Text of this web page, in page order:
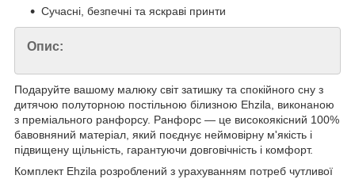
Сучасні, безпечні та яскраві принти
Опис:
Подаруйте вашому малюку світ затишку та спокійного сну з
дитячою полуторною постільною білизною Ehzila, виконаною
з преміального ранфорсу. Ранфорс — це високоякісний 100%
бавовняний матеріал, який поєднує неймовірну м'якість і
підвищену щільність, гарантуючи довговічність і комфорт.
Комплект Ehzila розроблений з урахуванням потреб чутливої